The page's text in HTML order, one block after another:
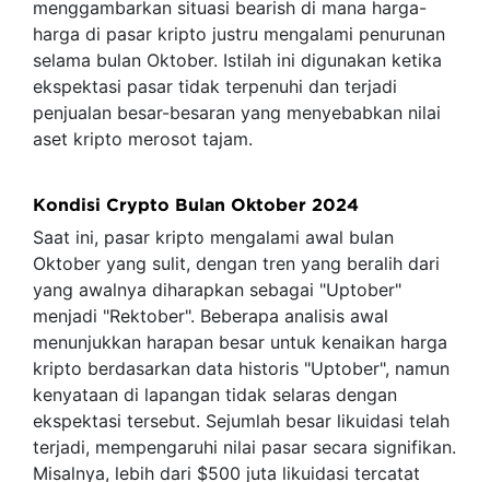
menggambarkan situasi bearish di mana harga-
harga di pasar kripto justru mengalami penurunan
selama bulan Oktober. Istilah ini digunakan ketika
ekspektasi pasar tidak terpenuhi dan terjadi
penjualan besar-besaran yang menyebabkan nilai
aset kripto merosot tajam.
Kondisi Crypto Bulan Oktober 2024
Saat ini, pasar kripto mengalami awal bulan
Oktober yang sulit, dengan tren yang beralih dari
yang awalnya diharapkan sebagai "Uptober"
menjadi "Rektober". Beberapa analisis awal
menunjukkan harapan besar untuk kenaikan harga
kripto berdasarkan data historis "Uptober", namun
kenyataan di lapangan tidak selaras dengan
ekspektasi tersebut. Sejumlah besar likuidasi telah
terjadi, mempengaruhi nilai pasar secara signifikan.
Misalnya, lebih dari $500 juta likuidasi tercatat